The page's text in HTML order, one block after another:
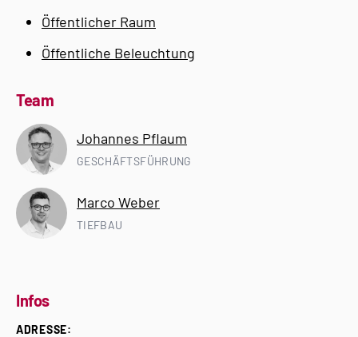
Öffentlicher Raum
Öffentliche Beleuchtung
Team
Johannes Pflaum
GESCHÄFTSFÜHRUNG
Marco Weber
TIEFBAU
Infos
ADRESSE: